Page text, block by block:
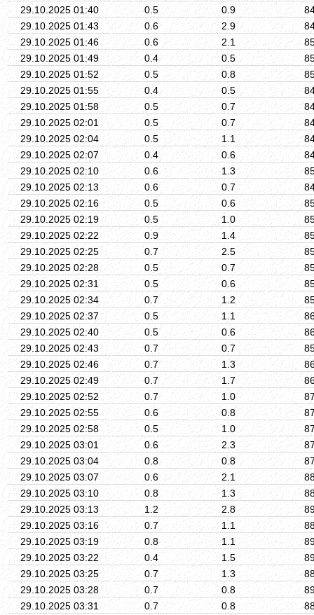
29.10.2025 01:40
0.5 0.9
29.10.2025 01:43
0.6 2.9
29.10.2025 01:46
0.6 2.1
29.10.2025 01:49
0.4 0.5
29.10.2025 01:52
0.5 0.8
29.10.2025 01:55
0.4 0.5
29.10.2025 01:58
0.5 0.7
29.10.2025 02:01
0.5 0.7
29.10.2025 02:04
0.5 1.1
29.10.2025 02:07
0.4 0.6
29.10.2025 02:10
0.6 1.3
29.10.2025 02:13
0.6 0.7
29.10.2025 02:16
0.5 0.6
29.10.2025 02:19
0.5 1.0
29.10.2025 02:22
0.9 1.4
29.10.2025 02:25
0.7 2.5
29.10.2025 02:28
0.5 0.7
29.10.2025 02:31
0.5 0.6
29.10.2025 02:34
0.7 1.2
29.10.2025 02:37
0.5 1.1
29.10.2025 02:40
0.5 0.6
29.10.2025 02:43
0.7 0.7
29.10.2025 02:46
0.7 1.3
29.10.2025 02:49
0.7 1.7
29.10.2025 02:52
0.7 1.0
29.10.2025 02:55
0.6 0.8
29.10.2025 02:58
0.5 1.0
29.10.2025 03:01
0.6 2.3
29.10.2025 03:04
0.8 0.8
29.10.2025 03:07
0.6 2.1
29.10.2025 03:10
0.8 1.3
29.10.2025 03:13
1.2 2.8
29.10.2025 03:16
0.7 1.1
29.10.2025 03:19
0.8 1.1
29.10.2025 03:22
0.4 1.5
29.10.2025 03:25
0.7 1.3
29.10.2025 03:28
0.7 0.8
29.10.2025 03:31
0.7 0.8